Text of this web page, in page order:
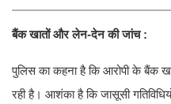
बैंक खातों और लेन-देन की जांच :
पुलिस का कहना है कि आरोपी के बैंक
रही है। आशंका है कि जासूसी